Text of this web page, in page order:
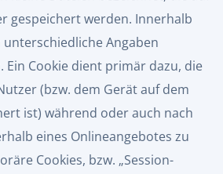
gespeichert werden. Innerhalb
Angaben
Ein Cookie dient primär dazu, die
(bzw. dem Gerät auf dem
ist) während oder auch nach
eines Onlineangebotes zu
Cookies, bzw. „Session-